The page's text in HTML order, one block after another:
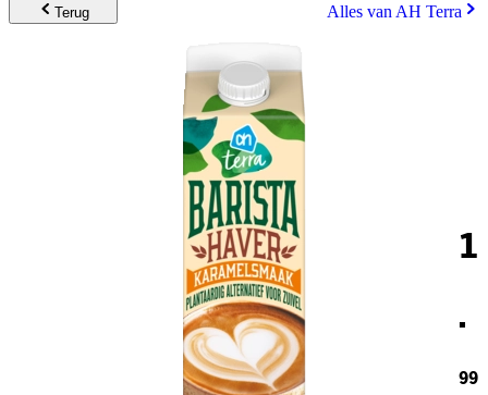
Terug Alles van AH Terra
1
.
99